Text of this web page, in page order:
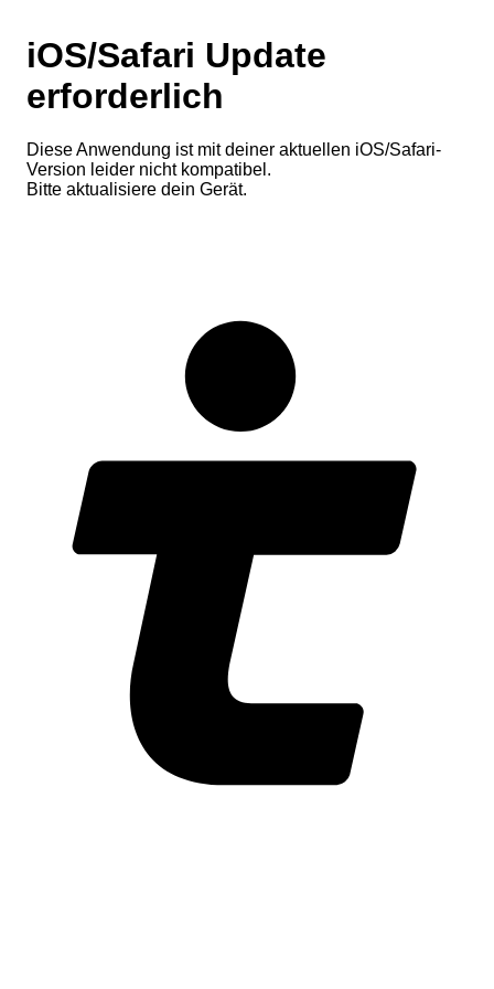
iOS/Safari Update
erforderlich
Diese Anwendung ist mit deiner aktuellen iOS/Safari-
Version leider nicht kompatibel.
Bitte aktualisiere dein Gerät.